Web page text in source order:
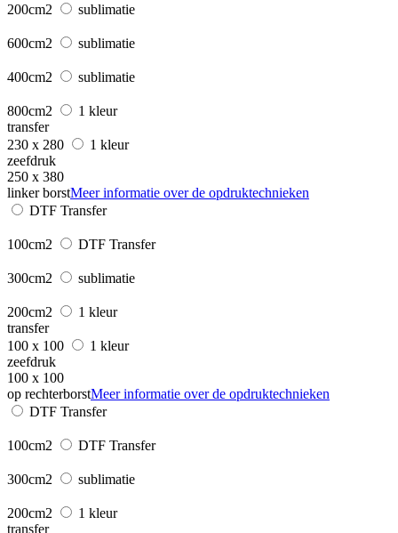
200cm2 sublimatie
600cm2 sublimatie
400cm2 sublimatie
800cm2
1 kleur
transfer
230 x 280
1 kleur
zeefdruk
250 x 380
linker borstMeer informatie over de opdruktechnieken
DTF Transfer
100cm2 DTF Transfer
300cm2 sublimatie
200cm2
1 kleur
transfer
100 x 100
1 kleur
zeefdruk
100 x 100
op rechterborstMeer informatie over de opdruktechnieken
DTF Transfer
100cm2 DTF Transfer
300cm2 sublimatie
200cm2
1 kleur
transfer